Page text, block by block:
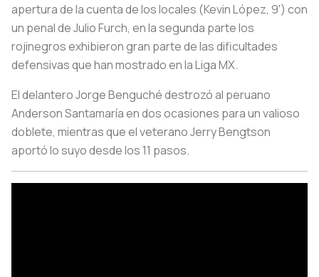
apertura de la cuenta de los locales (Kevin López, 9') con
un penal de Julio Furch, en la segunda parte los
rojinegros exhibieron gran parte de las dificultades
defensivas que han mostrado en la Liga MX.
El delantero Jorge Benguché destrozó al peruano
Anderson Santamaría en dos ocasiones para un valioso
doblete, mientras que el veterano Jerry Bengtson
aportó lo suyo desde los 11 pasos.